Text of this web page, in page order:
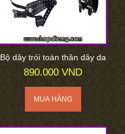
Bộ dây trói toàn thân dây da
890.000 VND